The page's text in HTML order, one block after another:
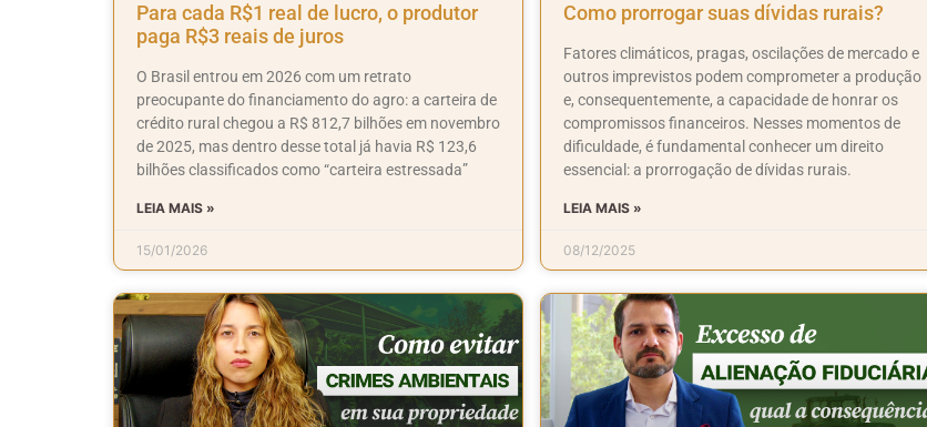
Para cada R$1 real de lucro, o produtor
paga R$3 reais de juros
O Brasil entrou em 2026 com um retrato
preocupante do financiamento do agro: a carteira de
crédito rural chegou a R$ 812,7 bilhões em novembro
de 2025, mas dentro desse total já havia R$ 123,6
bilhões classificados como “carteira estressada”
LEIA MAIS »
15/01/2026
Como prorrogar suas dívidas rurais?
Fatores climáticos, pragas, oscilações de mercado e
outros imprevistos podem comprometer a produção
e, consequentemente, a capacidade de honrar os
compromissos financeiros. Nesses momentos de
dificuldade, é fundamental conhecer um direito
essencial: a prorrogação de dívidas rurais.
LEIA MAIS »
08/12/2025